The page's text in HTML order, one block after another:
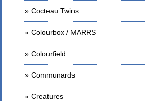
Cocteau Twins
Colourbox / MARRS
Colourfield
Communards
Creatures